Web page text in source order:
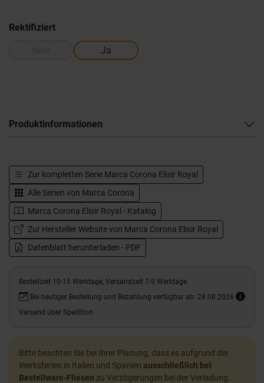
Rektifiziert
Ja
Produktinformationen
Zur kompletten Serie Marca Corona Elisir Royal
Alle Serien von Marca Corona
Marca Corona Elisir Royal - Katalog
Zur Hersteller Website von Marca Corona Elisir Royal
Datenblatt herunterladen - PDF
Bestellzeit 10-15 Werktage, Versandzeit 7-9 Werktage
Bei heutiger Bestellung und Bezahlung verfügbar ab: 28.08.2026
Versand über Spedition
Bitte beachten Sie bei Ihrer Planung, dass es aufgrund der
Werksferien in Italien und Spanien ausschließlich bei
Bestellware-Fliesen zu Verzögerungen bei der Verladung